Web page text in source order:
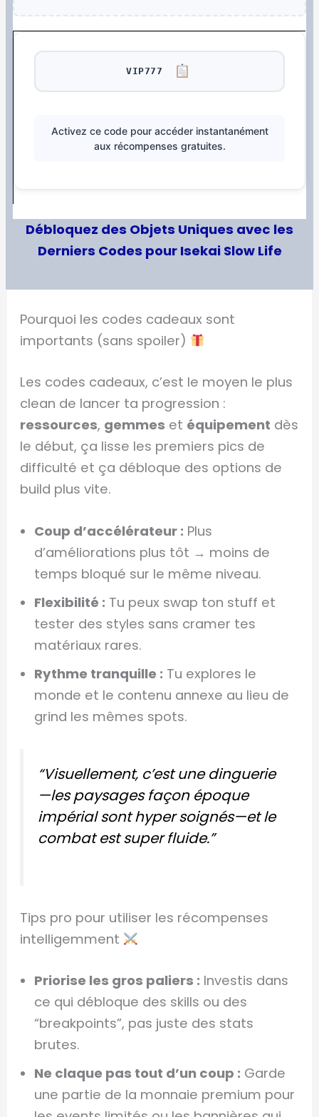
VIP777
Activez ce code pour accéder instantanément
aux récompenses gratuites.
Débloquez des Objets Uniques avec les
Derniers Codes pour Isekai Slow Life
Pourquoi les codes cadeaux sont
importants (sans spoiler)
Les codes cadeaux, c’est le moyen le plus
clean de lancer ta progression :
ressources, gemmes et équipement dès
le début, ça lisse les premiers pics de
difficulté et ça débloque des options de
build plus vite.
Coup d’accélérateur : Plus
d’améliorations plus tôt → moins de
temps bloqué sur le même niveau.
Flexibilité : Tu peux swap ton stuff et
tester des styles sans cramer tes
matériaux rares.
Rythme tranquille : Tu explores le
monde et le contenu annexe au lieu de
grind les mêmes spots.
“Visuellement, c’est une dinguerie
—les paysages façon époque
impérial sont hyper soignés—et le
combat est super fluide.”
Tips pro pour utiliser les récompenses
intelligemment
Priorise les gros paliers : Investis dans
ce qui débloque des skills ou des
“breakpoints”, pas juste des stats
brutes.
Ne claque pas tout d’un coup : Garde
une partie de la monnaie premium pour